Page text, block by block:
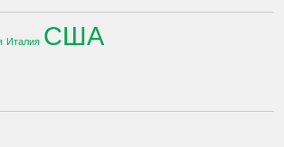
Италия США